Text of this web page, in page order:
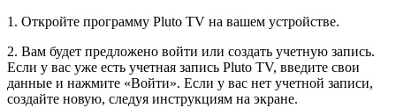
1. Откройте программу Pluto TV на вашем устройстве.
2. Вам будет предложено войти или создать учетную запись.
Если у вас уже есть учетная запись Pluto TV, введите свои
данные и нажмите «Войти». Если у вас нет учетной записи,
создайте новую, следуя инструкциям на экране.